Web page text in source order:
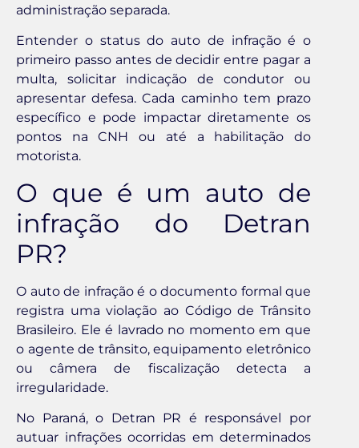
administração separada.
Entender o status do auto de infração é o
primeiro passo antes de decidir entre pagar a
multa, solicitar indicação de condutor ou
apresentar defesa. Cada caminho tem prazo
específico e pode impactar diretamente os
pontos na CNH ou até a habilitação do
motorista.
O que é um auto de
infração do Detran
PR?
O auto de infração é o documento formal que
registra uma violação ao Código de Trânsito
Brasileiro. Ele é lavrado no momento em que
o agente de trânsito, equipamento eletrônico
ou câmera de fiscalização detecta a
irregularidade.
No Paraná, o Detran PR é responsável por
autuar infrações ocorridas em determinados